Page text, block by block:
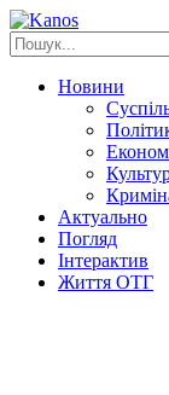
Новини
Актуально
Погляд
Інтерактив
Життя ОТГ